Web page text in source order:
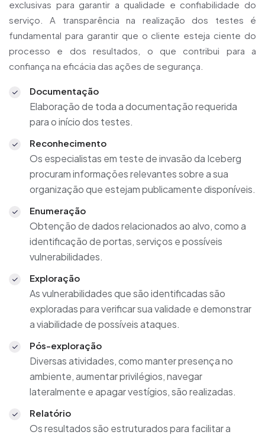
exclusivas para garantir a qualidade e confiabilidade do
serviço. A transparência na realização dos testes é
fundamental para garantir que o cliente esteja ciente do
processo e dos resultados, o que contribui para a
confiança na eficácia das ações de segurança.
Documentação
Elaboração de toda a documentação requerida
para o início dos testes.
Reconhecimento
Os especialistas em teste de invasão da Iceberg
procuram informações relevantes sobre a sua
organização que estejam publicamente disponíveis.
Enumeração
Obtenção de dados relacionados ao alvo, como a
identificação de portas, serviços e possíveis
vulnerabilidades.
Exploração
As vulnerabilidades que são identificadas são
exploradas para verificar sua validade e demonstrar
a viabilidade de possíveis ataques.
Pós-exploração
Diversas atividades, como manter presença no
ambiente, aumentar privilégios, navegar
lateralmente e apagar vestígios, são realizadas.
Relatório
Os resultados são estruturados para facilitar a